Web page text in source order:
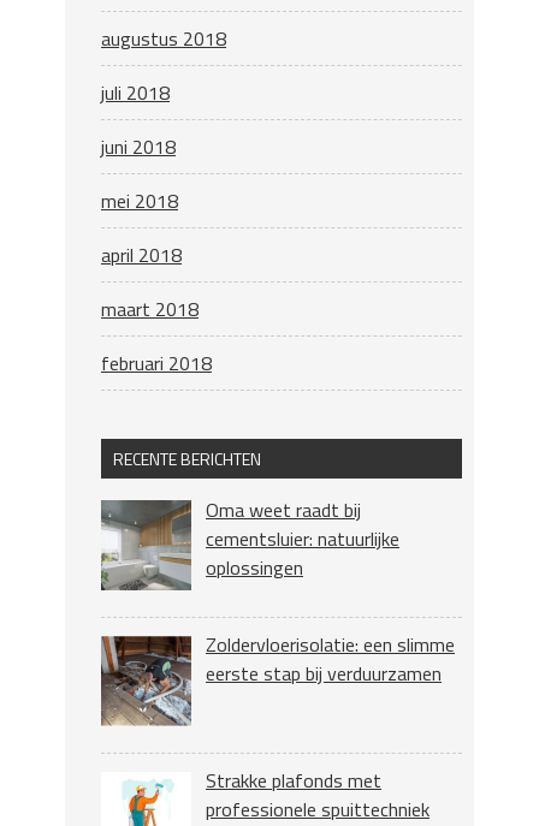
augustus 2018
juli 2018
juni 2018
mei 2018
april 2018
maart 2018
februari 2018
RECENTE BERICHTEN
Oma weet raadt bij
cementsluier: natuurlijke
oplossingen
Zoldervloerisolatie: een slimme
eerste stap bij verduurzamen
Strakke plafonds met
professionele spuittechniek